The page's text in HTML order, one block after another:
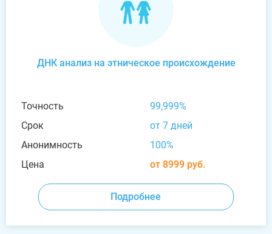
ДНК анализ на этническое происхождение
Точность
99,999%
Срок
от 7 дней
Анонимность
100%
Цена
от 8999 руб.
Подробнее